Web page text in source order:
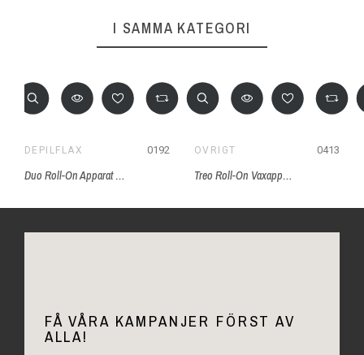
I SAMMA KATEGORI
DEPILFLAX 0192
Duo Roll-On Apparat Depilflax
ÖVRIGT 0413
Treo Roll-On Vaxapparat, Reglerbar temp.
FÅ VÅRA KAMPANJER FÖRST AV
ALLA!